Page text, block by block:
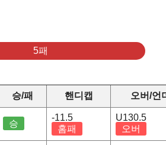
5패
승/패 핸디캡 오버/언
승
-11.5
홈패
U130.5
오버